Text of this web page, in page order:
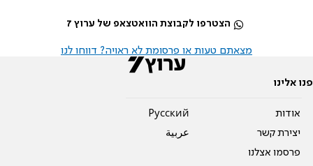
הצטרפו לקבוצת הוואטצאפ של ערוץ 7
מצאתם טעות או פרסומת לא ראויה? דווחו לנו
פנו אלינו
אודות
יצירת קשר
פרסמו אצלנו
Pусский
عربية